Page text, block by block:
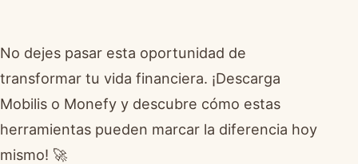
No dejes pasar esta oportunidad de
transformar tu vida financiera. ¡Descarga
Mobilis o Monefy y descubre cómo estas
herramientas pueden marcar la diferencia hoy
mismo! 🚀